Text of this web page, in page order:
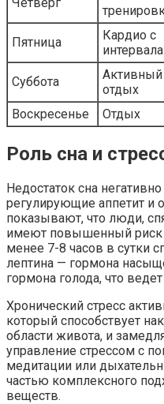
Пятница
Кардио с
Суббота
Активный
отдых
Воскресенье
Отдых
Роль сна и
Недостаток сна
регулирующие аппетит и
показывают, что люди,
имеют повышенный риск
менее 7-8 часов в сутки
лептина — гормона
гормона голода, что
Хронический стресс
который способствует
области живота, и
управление стрессом с
медитации или
частью комплексного
веществ.